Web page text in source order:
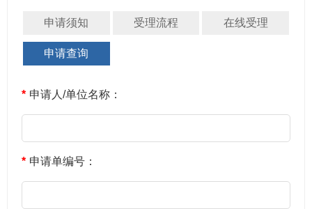
申请须知 受理流程 在线受理
申请查询
* 申请人/单位名称：
* 申请单编号：